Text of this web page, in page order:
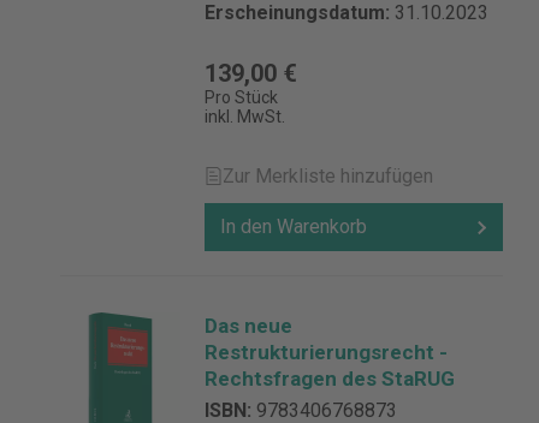
Erscheinungsdatum: 31.10.2023
139,00 €
Pro Stück
inkl. MwSt.
Zur Merkliste hinzufügen
In den Warenkorb
Das neue
Restrukturierungsrecht -
Rechtsfragen des StaRUG
ISBN: 9783406768873